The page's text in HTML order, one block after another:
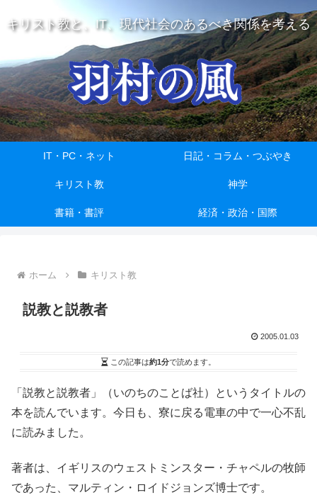
キリスト教と、IT、現代社会のあるべき関係を考える
IT・PC・ネット 日記・コラム・つぶやき
キリスト教 神学
書籍・書評 経済・政治・国際
ホーム キリスト教
説教と説教者
2005.01.03
この記事は約1分で読めます。
「説教と説教者」（いのちのことば社）というタイトルの
本を読んでいます。今日も、寮に戻る電車の中で一心不乱
に読みました。
著者は、イギリスのウェストミンスター・チャペルの牧師
であった、マルティン・ロイドジョンズ博士です。